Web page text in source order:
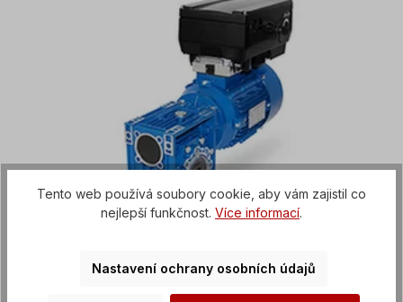
Tento web používá soubory cookie, aby vám zajistil co
nejlepší funkčnost. Více informací.
Nastavení ochrany osobních údajů